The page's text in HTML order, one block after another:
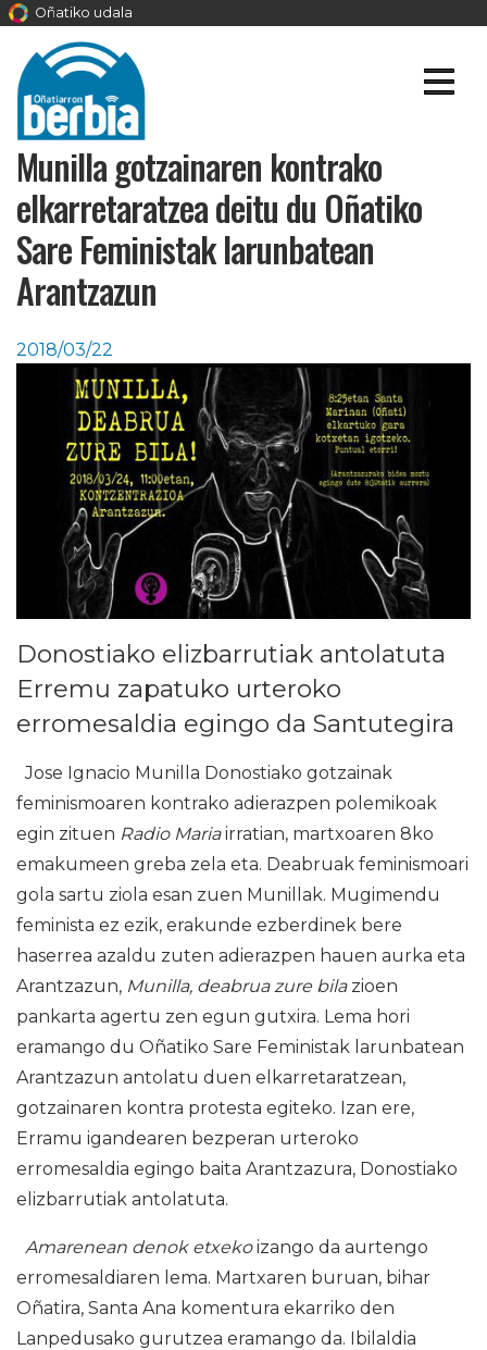
Oñatiko udala
Munilla gotzainaren kontrako
elkarretaratzea deitu du Oñatiko
Sare Feministak larunbatean
Arantzazun
2018/03/22
Donostiako elizbarrutiak antolatuta
Erremu zapatuko urteroko
erromesaldia egingo da Santutegira
Jose Ignacio Munilla Donostiako gotzainak
feminismoaren kontrako adierazpen polemikoak
egin zituen Radio Mariairratian, martxoaren 8ko
emakumeen greba zela eta. Deabruak feminismoari
gola sartu ziola esan zuen Munillak. Mugimendu
feminista ez ezik, erakunde ezberdinek bere
haserrea azaldu zuten adierazpen hauen aurka eta
Arantzazun, Munilla, deabrua zure bilazioen
pankarta agertu zen egun gutxira. Lema hori
eramango du Oñatiko Sare Feministak larunbatean
Arantzazun antolatu duen elkarretaratzean,
gotzainaren kontra protesta egiteko. Izan ere,
Erramu igandearen bezperan urteroko
erromesaldia egingo baita Arantzazura, Donostiako
elizbarrutiak antolatuta.
Amarenean denok etxekoizango da aurtengo
erromesaldiaren lema. Martxaren buruan, bihar
Oñatira, Santa Ana komentura ekarriko den
Lanpedusako gurutzea eramango da. Ibilaldia